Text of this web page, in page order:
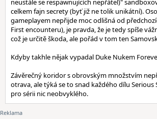
neustále se respawnujících nepřátel)"
celkem fajn secrety (byť již ne tolik unikátní).
gameplayem nepřijde moc odlišná od
First encounteru), je pravda, že je tedy spíše
což je určitě škoda, ale pořád v tom ten
Kdyby takhle nějak vypadal Duke Nukem
Závěrečný koridor s obrovským množstvím
otrava, ale týká se to snad každého dílu Serious
pro sérii nic neobvyklého.